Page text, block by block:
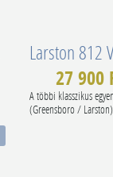
27 900
A többi klasszikus
(Greensboro /